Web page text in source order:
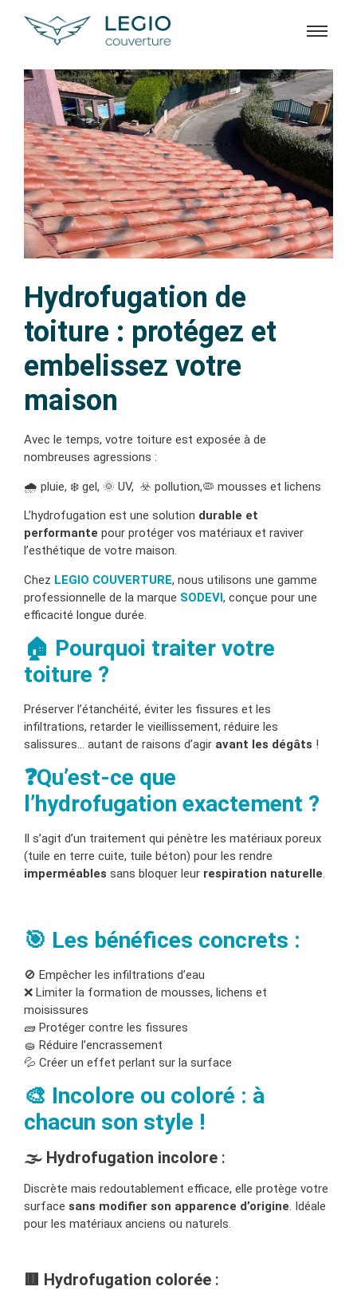
Hydrofugation de
toiture : protégez et
embelissez votre
maison
Avec le temps, votre toiture est exposée à de
nombreuses agressions :
🌧️ pluie, ❄️ gel, 🌞 UV, ☣️ pollution,🦠 mousses et lichens
L’hydrofugation est une solution durable et
performante pour protéger vos matériaux et raviver
l’esthétique de votre maison.
Chez LEGIO COUVERTURE, nous utilisons une gamme
professionnelle de la marque SODEVI, conçue pour une
efficacité longue durée.
🏠 Pourquoi traiter votre
toiture ?
Préserver l’étanchéité, éviter les fissures et les
infiltrations, retarder le vieillissement, réduire les
salissures… autant de raisons d’agir avant les dégâts !
❓Qu’est-ce que
l’hydrofugation exactement ?
Il s’agit d’un traitement qui pénètre les matériaux poreux
(tuile en terre cuite, tuile béton) pour les rendre
imperméables sans bloquer leur respiration naturelle.
🎯 Les bénéfices concrets :
🚫 Empêcher les infiltrations d’eau
❌ Limiter la formation de mousses, lichens et
moisissures
🧱 Protéger contre les fissures
🧽 Réduire l’encrassement
💦 Créer un effet perlant sur la surface
🎨 Incolore ou coloré : à
chacun son style !
🌫️ Hydrofugation incolore :
Discrète mais redoutablement efficace, elle protège votre
surface sans modifier son apparence d’origine. Idéale
pour les matériaux anciens ou naturels.
🟥 Hydrofugation colorée :